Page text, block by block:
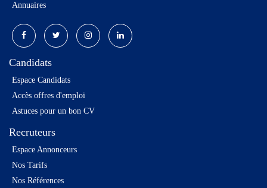
Annuaires
Candidats
Espace Candidats
Accès offres d'emploi
Astuces pour un bon CV
Recruteurs
Espace Annonceurs
Nos Tarifs
Nos Références